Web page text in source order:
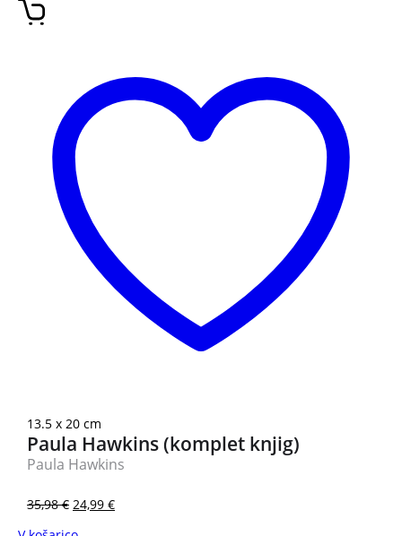
13.5 x 20 cm
Paula Hawkins (komplet knjig)
Paula Hawkins
35,98€ 24,99 €